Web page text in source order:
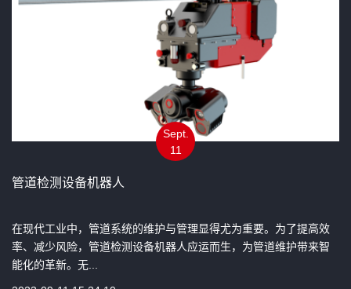
Sept.
11
管道检测设备机器人
在现代工业中，管道系统的维护与管理显得尤为重要。为了提高效
率、减少风险，管道检测设备机器人应运而生，为管道维护带来智
能化的革新。无...